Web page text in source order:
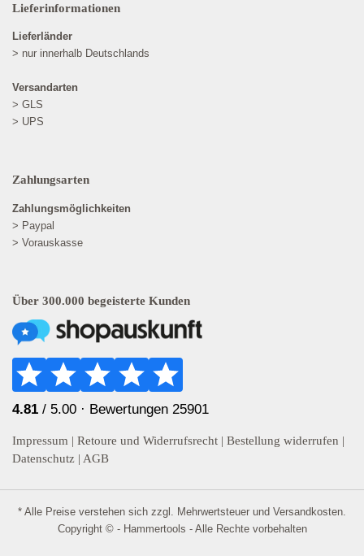
Lieferinformationen
Lieferländer
> nur innerhalb Deutschlands
Versandarten
> GLS
> UPS
Zahlungsarten
Zahlungsmöglichkeiten
> Paypal
> Vorauskasse
Über 300.000 begeisterte Kunden
4.81 / 5.00 · Bewertungen 25901
Impressum | Retoure und Widerrufsrecht | Bestellung widerrufen |
Datenschutz | AGB
* Alle Preise verstehen sich zzgl. Mehrwertsteuer und Versandkosten.
Copyright © - Hammertools - Alle Rechte vorbehalten